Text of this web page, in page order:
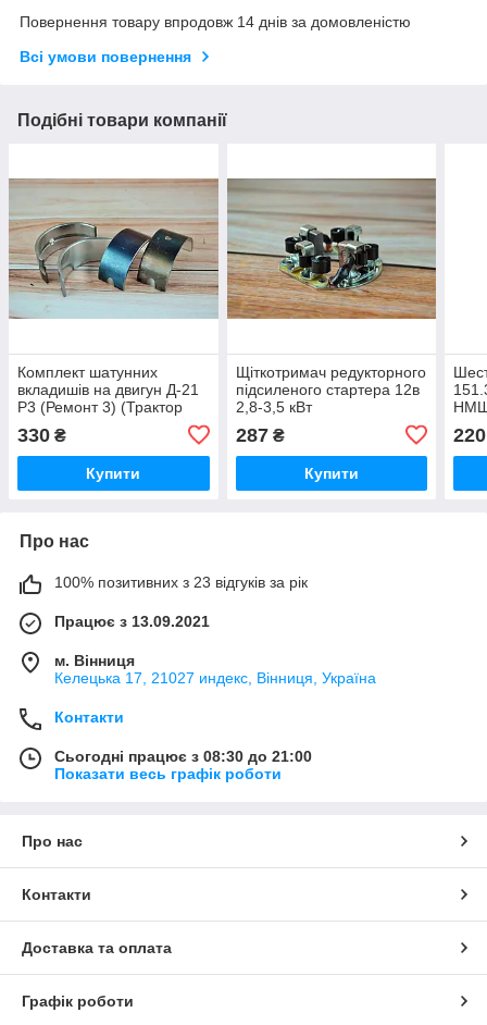
Повернення товару впродовж 14 днів за домовленістю
Всі умови повернення
Подібні товари компанії
Комплект шатунних
вкладишів на двигун Д-21
Р3 (Ремонт 3) (Трактор
330 ₴
Купити
Щіткотримач редукторного
підсиленого стартера 12в
2,8-3,5 кВт
287₴
Купити
220
Про нас
100% позитивних з 23 відгуків за рік
Працює з 13.09.2021
м. Вінниця
Келецька 17, 21027 индекс, Вінниця, Україна
Контакти
Сьогодні працює з 08:30 до 21:00
Показати весь графік роботи
Про нас
Контакти
Доставка та оплата
Графік роботи